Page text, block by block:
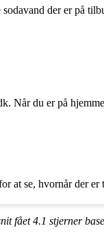
der er på
du er på
at se, hvornår der
fået4.1 stjerner